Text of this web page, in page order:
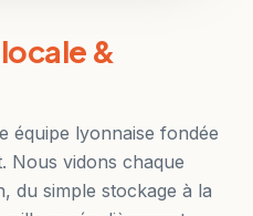
locale &
équipe lyonnaise fondée
Nous vidons chaque
du simple stockage à la